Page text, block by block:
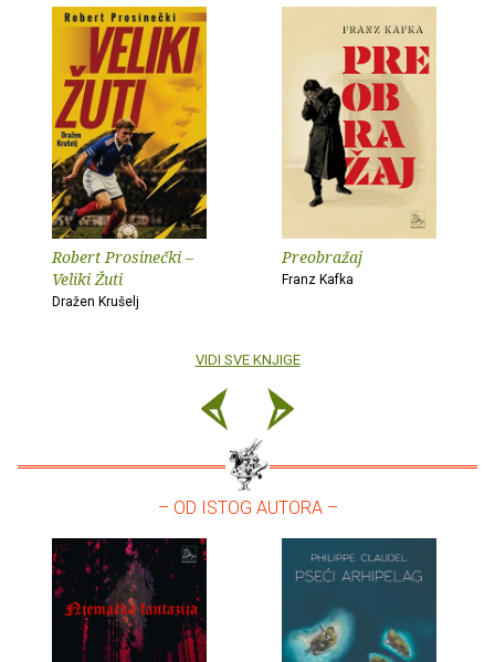
Robert Prosinečki –
Veliki Žuti
Dražen Krušelj
Preobražaj
Franz Kafka
VIDI SVE KNJIGE
– OD ISTOG AUTORA –